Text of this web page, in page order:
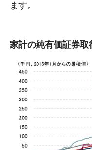
ます。
家計の純有価証券取